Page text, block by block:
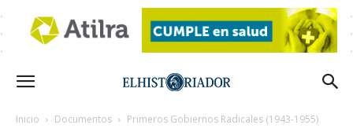
Inicio Documentos Primeros Gobiernos Radicales (1943-1955)